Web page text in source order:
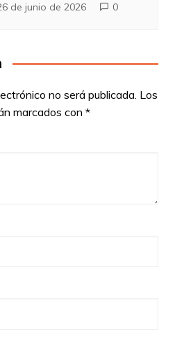
de junio de 2026 0
no será publicada. Los
marcados con *